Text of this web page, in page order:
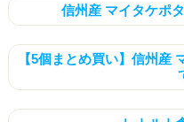
信州産 マイタケポ
【5個まとめ買い】信州産